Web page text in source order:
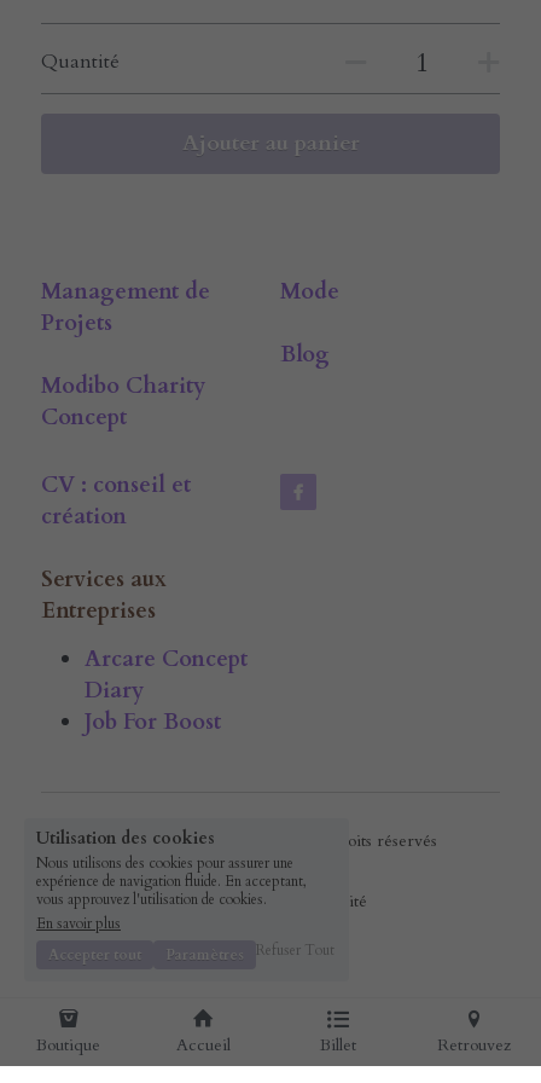
Quantité
Ajouter au panier
Management de
Projets
Modibo Charity
Concept
Mode
Blog
CV : conseil et
création
Services aux
Entreprises
Arcare Concept
Diary
Job For Boost
© 2016 ArcareConcept · Tous droits réservés
Politique de confidentialité
Boutique Accueil Billet Retrouvez
Utilisation des cookies
Nous utilisons des cookies pour assurer une
expérience de navigation fluide. En acceptant,
vous approuvez l'utilisation de cookies.
En savoir plus
Accepter tout
Paramètres Refuser Tout